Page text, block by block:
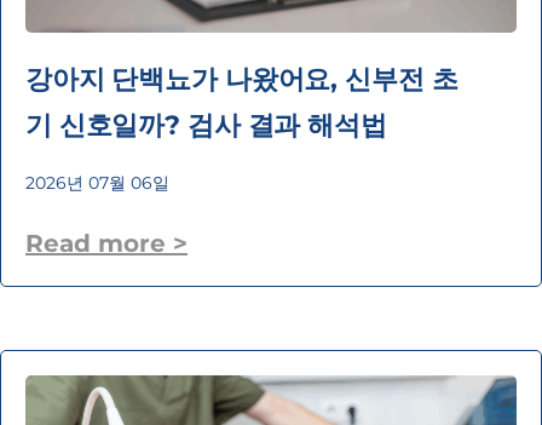
강아지 단백뇨가 나왔어요, 신부전 초
기 신호일까? 검사 결과 해석법
2026년 07월 06일
Read more >